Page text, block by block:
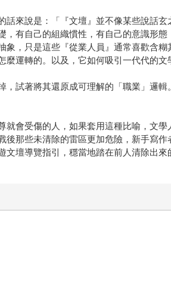
話來說是：「『文壇』並不像某些說話
，有自己的組織慣性，有自己的意識形
象，只是這些『從業人員』通常喜歡
運轉的。以及，它如何吸引一代代的文
，試著將其還原成可理解的「職業」邏
就會受傷的人，如果套用這種比喻，文
後那些未清除的雷區更加危險，新手寫
壇導覽指引，穩當地踏在前人清除出來